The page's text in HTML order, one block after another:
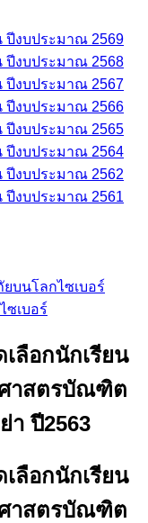
ปีงบประมาณ 2569
ปีงบประมาณ 2568
ปีงบประมาณ 2567
ปีงบประมาณ 2566
ปีงบประมาณ 2565
ปีงบประมาณ 2564
ปีงบประมาณ 2562
ปีงบประมาณ 2561
บนโลกไซเบอร์
ซเบอร์
ลือกนักเรียน
ศาสตรบัณฑิต
า ปี2563
ลือกนักเรียน
ศาสตรบัณฑิต